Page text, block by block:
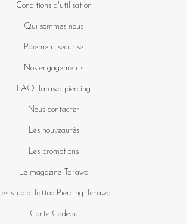
Conditions d'utilisation
Qui sommes nous
Paiement sécurisé
Nos engagements
FAQ Tarawa piercing
Nous contacter
Les nouveautés
Les promotions
Le magazine Tarawa
studio Tattoo Piercing Tarawa
Carte Cadeau